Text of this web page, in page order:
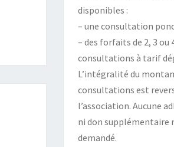
disponibles :
– une consultation
– des forfaits de 2, 3 ou
consultations à tarif
L’intégralité du
consultations est
l’association. Aucune
ni don supplémentaire
demandé.